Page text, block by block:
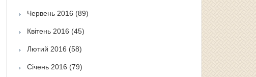
Червень 2016 (89)
Квітень 2016 (45)
Лютий 2016 (58)
Січень 2016 (79)